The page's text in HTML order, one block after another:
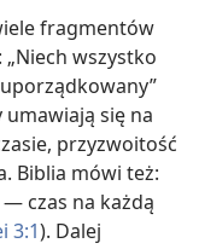
fragmentów
wszystko
umawiają się na
przyzwoitość
Biblia mówi też:
— czas na każdą
3:1). Dalej